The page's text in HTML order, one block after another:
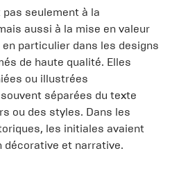
seulement à la
aussi à la mise en valeur
particulier dans les designs
de haute qualité. Elles
ou illustrées
séparées du texte
ou des styles. Dans les
les initiales avaient
décorative et narrative.